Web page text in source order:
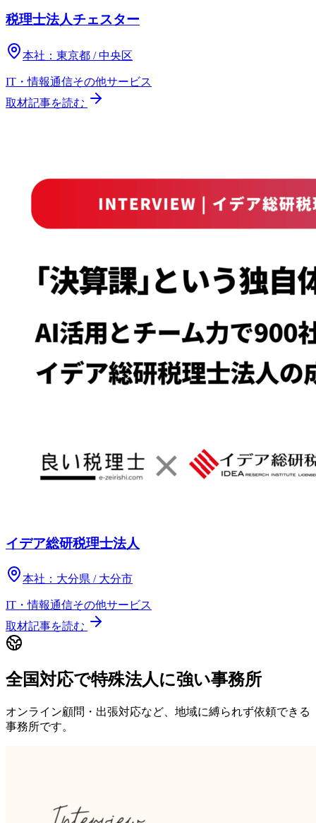
税理士法人チェスター
本社： 東京都 / 中央区
IT・情報通信その他サービス
取材記事を読む
イデア総研税理士法人
本社： 大分県 / 大分市
IT・情報通信その他サービス
取材記事を読む
全国対応で特殊法人に強い事務所
オンライン顧問・出張対応など、地域に縛られず依頼できる
事務所です。